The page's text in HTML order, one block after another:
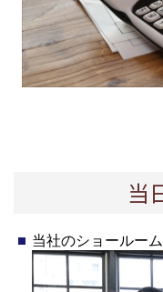
当
当社のショールー